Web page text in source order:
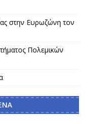
στην Ευρωζώνη τον
Πολεμικών